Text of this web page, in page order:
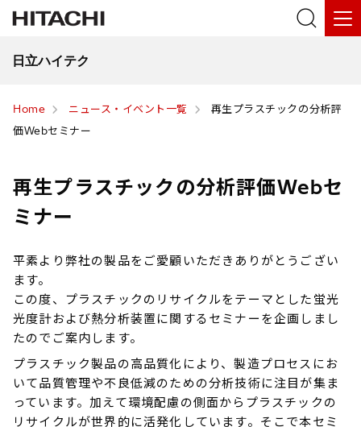
日立ハイテク
Home ニュース・イベント一覧
再生プラスチックの分析評
価Webセミナー
再生プラスチックの分析評価Webセ
ミナー
平素より弊社の製品をご愛顧いただきありがとうござい
ます。
この度、プラスチックのリサイクルをテーマとした蛍光
光度計および熱分析装置に関するセミナーを企画しまし
たのでご案内します。
プラスチック製品の高品質化により、製造プロセスにお
いて品質管理や不良低減のための分析技術に注目が集ま
っています。加えて環境配慮の側面からプラスチックの
リサイクルが世界的に活発化しています。そこで本セミ